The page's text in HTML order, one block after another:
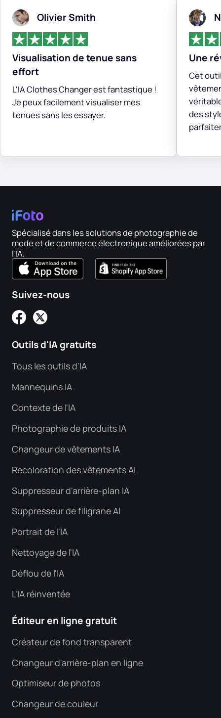
Olivier Smith
Visualisation de tenue sans
effort
L'IA Clothes Changer est fantastique !
Je peux facilement visualiser mes
tenues sans les essayer.
Une
Cet
des
Spécialisé dans les solutions de photographie de
mode et de commerce électronique améliorées par
l'IA.
Suivez-nous
Outils d'IA gratuits
Tous les outils d'IA
Mannequins IA
Contexte de l'IA
Photographie de produits IA
Changeur de vêtements IA
Recoloration des vêtements AI
Suppresseur d'arrière-plan IA
Suppresseur de filigrane AI
Portrait de l'IA
Nettoyage de l'IA
Déflou de l'IA
L'IA réinventée
Éditeur en ligne gratuit
Créateur de fond transparent
Changeur d'arrière-plan en ligne
Optimiseur de photos
Changeur de couleur